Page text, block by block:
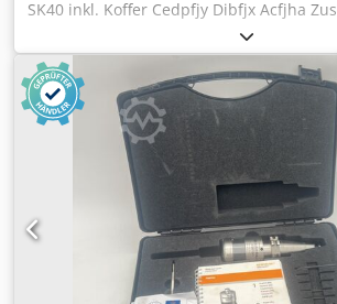
SK40 inkl. Koffer Cedpfjy Dibfjx Acfjha